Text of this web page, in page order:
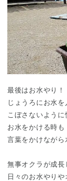
最後はお水やり！
じょうろにお水を
こぼさないように
お水をかける時
言葉をかけながら
無事オクラが成長
日々のお水やり